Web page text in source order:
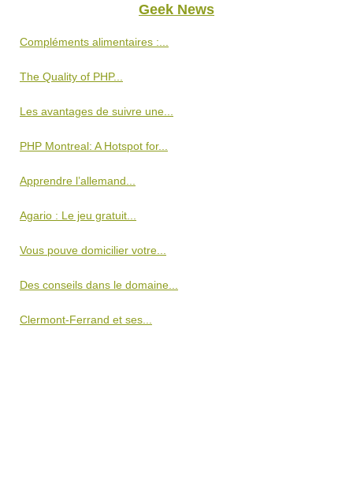
Geek News
Compléments alimentaires :...
The Quality of PHP...
Les avantages de suivre une...
PHP Montreal: A Hotspot for...
Apprendre l’allemand...
Agario : Le jeu gratuit...
Vous pouve domicilier votre...
Des conseils dans le domaine...
Clermont-Ferrand et ses...